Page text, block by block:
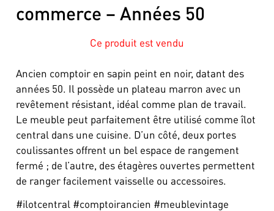
commerce – Années 50
Ce produit est vendu
Ancien comptoir en sapin peint en noir, datant des
années 50. Il possède un plateau marron avec un
revêtement résistant, idéal comme plan de travail.
Le meuble peut parfaitement être utilisé comme îlot
central dans une cuisine. D’un côté, deux portes
coulissantes offrent un bel espace de rangement
fermé ; de l’autre, des étagères ouvertes permettent
de ranger facilement vaisselle ou accessoires.
#ilotcentral #comptoirancien #meublevintage